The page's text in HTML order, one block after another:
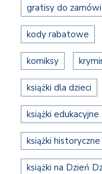
gratisy do
kody rabatowe
komiksy
książki dla dzieci
książki edukacyjne
książki historyczne
książki na Dzień